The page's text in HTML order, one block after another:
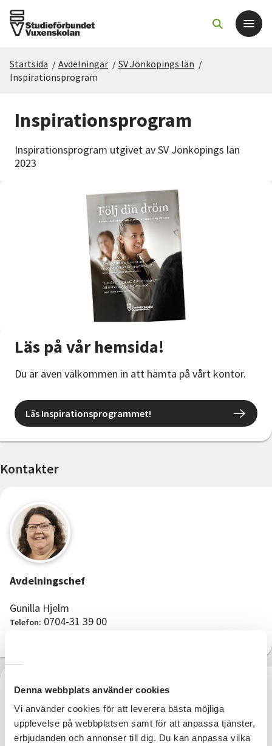
Denna webbplats använder cookies
Vi använder cookies för att leverera bästa möjliga
upplevelse på webbplatsen samt för att anpassa tjänster,
erbjudanden och annonser till dig. Du kan anpassa vilka
Det här gör vi
För dig som
Sök kurser och evenemang
Starta studiecirkel
Startsida / Avdelningar / SV Jönköpings län /
Inspirationsprogram
Inspirationsprogram
Inspirationsprogram utgivet av SV Jönköpings län
2023
Läs på vår hemsida!
Du är även välkommen in att hämta på vårt kontor.
Läs Inspirationsprogrammet!
Kontakter
Avdelningschef
Gunilla Hjelm
Telefon: 0704-31 39 00